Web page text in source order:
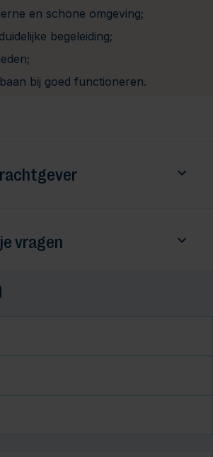
en schone omgeving;
begeleiding;
bij goed functioneren.
vragen